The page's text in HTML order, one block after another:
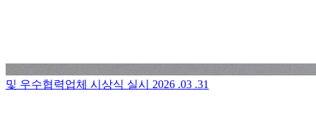
및 우수협력업체 시상식 실시 2026 .03 .31